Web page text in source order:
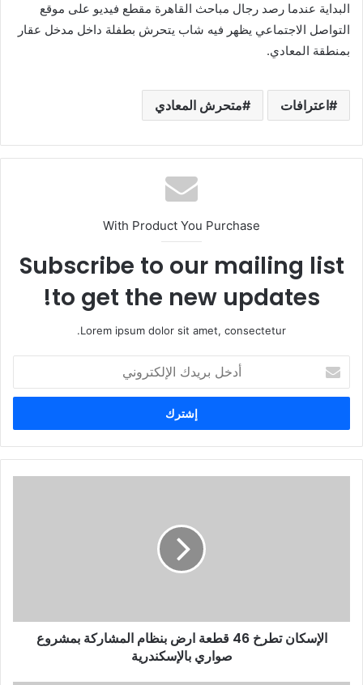
البداية عندما رصد رجال مباحث القاهرة مقطع فيديو على موقع
التواصل الاجتماعي يظهر فيه شاب يتحرش بطفلة داخل مدخل عقار
بمنطقة المعادي.
اعترافات متحرش المعادي
With Product You Purchase
Subscribe to our mailing list
to get the new updates!
Lorem ipsum dolor sit amet, consectetur.
خ
ب
ر
ر
الإسكان تطرخ 46 قطعة ارض بنظام المشاركة بمشروع
صواري بالإسكندرية